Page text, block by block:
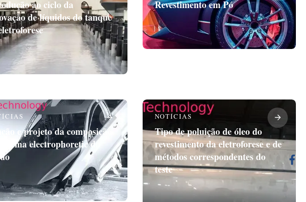
ao ciclo da
de líquidos do tanque
Revestimento em Pó
e projeto da composição
sistema electrophoretic do
NOTÍCIAS
Tipo de poluição de óleo do
revestimento da eletroforese e de
métodos correspondentes do
teste